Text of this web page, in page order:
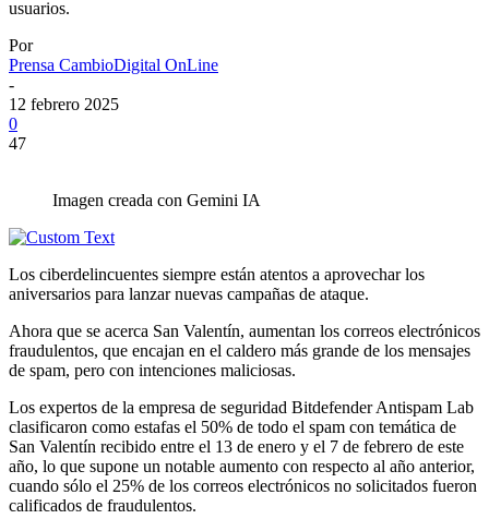
usuarios.
Por
Prensa CambioDigital OnLine
-
12 febrero 2025
0
47
Imagen creada con Gemini IA
Los ciberdelincuentes siempre están atentos a aprovechar los
aniversarios para lanzar nuevas campañas de ataque.
Ahora que se acerca San Valentín, aumentan los correos electrónicos
fraudulentos, que encajan en el caldero más grande de los mensajes
de spam, pero con intenciones maliciosas.
Los expertos de la empresa de seguridad Bitdefender Antispam Lab
clasificaron como estafas el 50% de todo el spam con temática de
San Valentín recibido entre el 13 de enero y el 7 de febrero de este
año, lo que supone un notable aumento con respecto al año anterior,
cuando sólo el 25% de los correos electrónicos no solicitados fueron
calificados de fraudulentos.